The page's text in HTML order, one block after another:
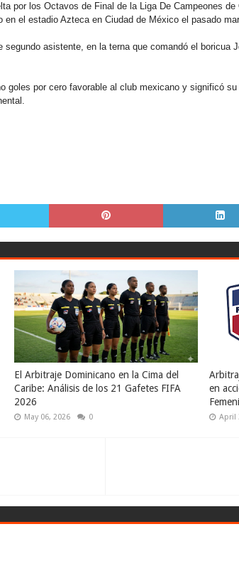
por los Octavos de Final de la Liga De Campeones
el estadio Azteca en Ciudad de México el pasado
asistente, en la terna que comandó el boricua
goles por cero favorable al club mexicano y significó
El Arbitraje Dominicano en la Cima del
Caribe: Análisis de los 21 Gafetes FIFA
2026
May 06, 2026 0
en
April